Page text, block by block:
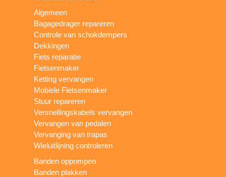
Algemeen
Bagagedrager repareren
Controle van schokdempers
Dekkingen
Fiets reparatie
Fietsenmaker
Ketting vervangen
Mobiele Fietsenmaker
Stuur repareren
Versnellingskabels vervangen
Vervangen van pedalen
Vervanging van trapas
Wieluitlijning controleren
Banden oppompen
Banden plakken